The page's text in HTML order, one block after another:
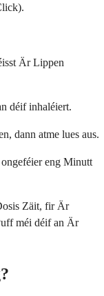
Är Lippen
déif inhaléiert.
dann atme lues aus.
eng Minutt
Zäit, fir Är
méi déif an Är